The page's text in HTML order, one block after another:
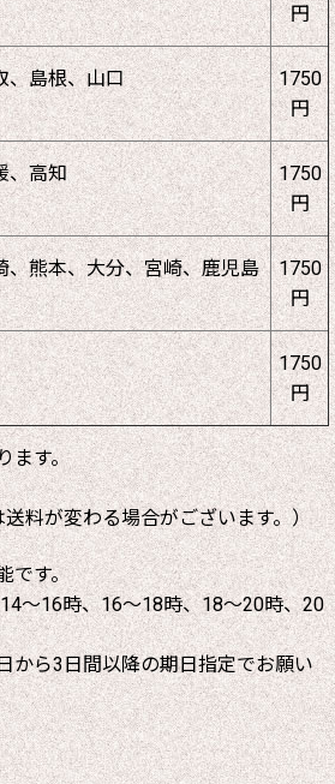
円
、島根、山口
1750
円
、高知
1750
円
、熊本、大分、宮崎、鹿児島
1750
円
1750
円
ます。
が変わる場合がございます。）
です。
～16時、16～18時、18～20時、20
から3日間以降の期日指定でお願い